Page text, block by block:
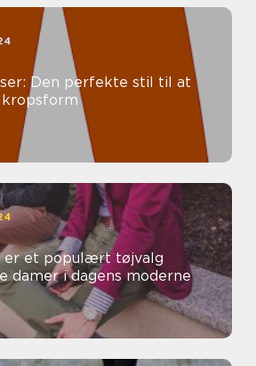
Den perfekte stil til at
er et populært tøjvalg
damer i dagens moderne